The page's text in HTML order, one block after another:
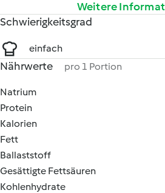
Weitere
Schwierigkeitsgrad
einfach
Nährwerte pro 1 Portion
Natrium
Protein
Kalorien
Fett
Ballaststoff
Gesättigte Fettsäuren
Kohlenhydrate